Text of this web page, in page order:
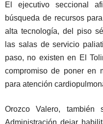
El ejecutivo seccional
búsqueda de recursos
alta tecnología, del piso
las salas de servicio
paso, no existen en El
compromiso de poner en
para atención
Orozco Valero,